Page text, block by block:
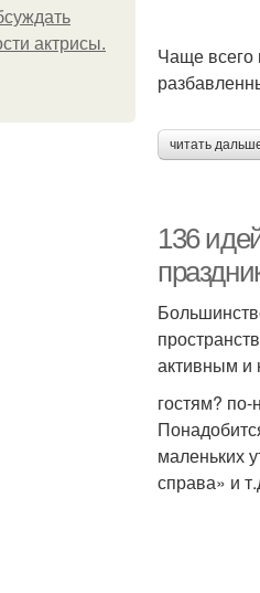
актрисы.
Чаще всего
читать
136
активным и
гостям?
маленьких
справа» и